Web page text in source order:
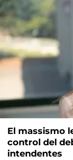
El massismo
control del
intendentes